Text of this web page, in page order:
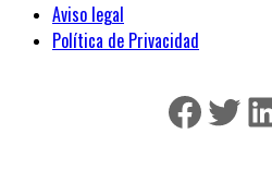
Aviso legal
Política de Privacidad